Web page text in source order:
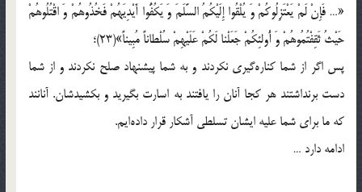
«… فَإِنْ لَمْ یَعْتَزِلُوکُمْ وَ یُلْقُوا إِلَیْکُمُ السَّلَمَ وَ یَکُفُّوا أَیْدِیَهُمْ فَخُذُوهُمْ وَ اقْتُلُوهُمْ
حَیْثُ ثَقِفْتُمُوهُمْ وَ أُولئِکُمْ جَعَلْنا لَکُمْ عَلَیْهِمْ سُلْطاناً مُبِیناً»(23)؛
پس اگر از شما کناره‌گیری نکردند و به شما پیشنهاد صلح نکردند و از شما
دست برنداشتند هر کجا آنان را یافتند به اسارت بگیرید و بکشیدشان. آنانند
که ما برای شما علیه ایشان تسلطی آشکار قرار داده‌ایم.
ادامه دارد …